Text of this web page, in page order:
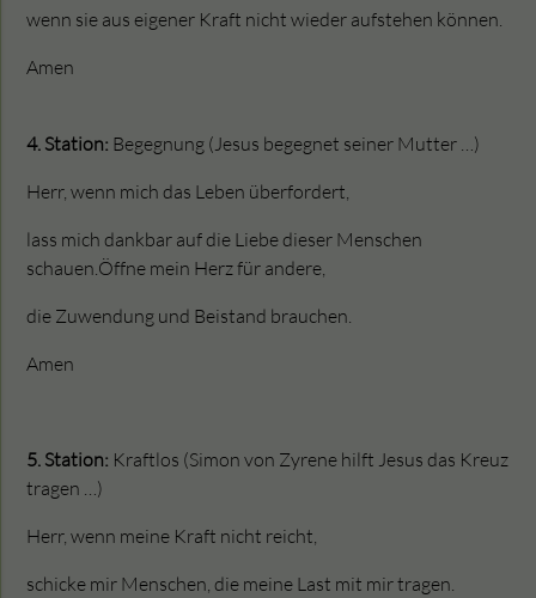
wenn sie aus eigener Kraft nicht wieder aufstehen können.
Amen
4. Station: Begegnung (Jesus begegnet seiner Mutter …)
Herr, wenn mich das Leben überfordert,
lass mich dankbar auf die Liebe dieser Menschen
schauen.Öffne mein Herz für andere,
die Zuwendung und Beistand brauchen.
Amen
5. Station: Kraftlos (Simon von Zyrene hilft Jesus das Kreuz
tragen …)
Herr, wenn meine Kraft nicht reicht,
schicke mir Menschen, die meine Last mit mir tragen.